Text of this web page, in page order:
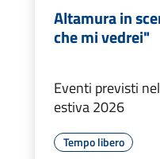
Altamura in
che mi vedrei"
Eventi previsti
estiva 2026
Tempo libero